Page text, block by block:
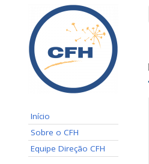
Início
Sobre o CFH
Equipe Direção CFH